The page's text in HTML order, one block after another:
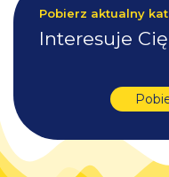
Pobierz aktualny
Interesuje